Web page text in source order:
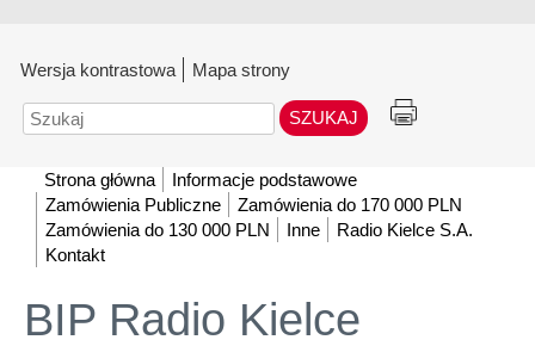
Wersja kontrastowa Mapa strony
Szukaj
Strona główna
Informacje podstawowe
Zamówienia Publiczne
Zamówienia do 170 000 PLN
Zamówienia do 130 000 PLN
Inne
Radio Kielce S.A.
Kontakt
BIP Radio Kielce